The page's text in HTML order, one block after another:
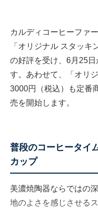
カルディコーヒーファ
「オリジナル スタッキ
の好評を受け、6月25
す。あわせて、「オリ
3000円（税込）も定番
売を開始します。
普段のコーヒータイ
カップ
美濃焼陶器ならではの
地のよさを感じさせる